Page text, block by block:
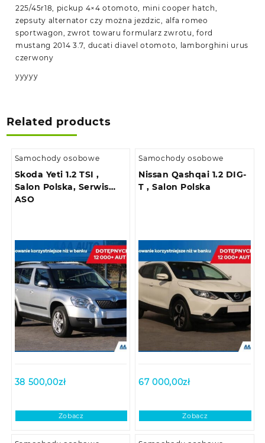
225/45r18, pickup 4×4 otomoto, mini cooper hatch,
zepsuty alternator czy można jezdzic, alfa romeo
sportwagon, zwrot towaru formularz zwrotu, ford
mustang 2014 3.7, ducati diavel otomoto, lamborghini urus
czerwony
yyyyy
Related products
Samochody osobowe
Skoda Yeti 1.2 TSI ,
Salon Polska, Serwis
ASO
38 500,00zł
Zobacz
Samochody osobowe
Nissan Qashqai 1.2 DIG-
T , Salon Polska
67 000,00zł
Zobacz